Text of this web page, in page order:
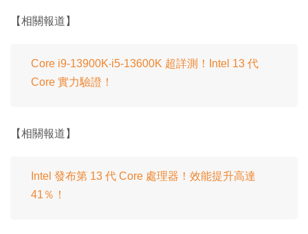
【相關報道】
Core i9-13900K‧i5-13600K 超詳測！Intel 13 代
Core 實力驗證！
【相關報道】
Intel 發布第 13 代 Core 處理器！效能提升高達
41％！